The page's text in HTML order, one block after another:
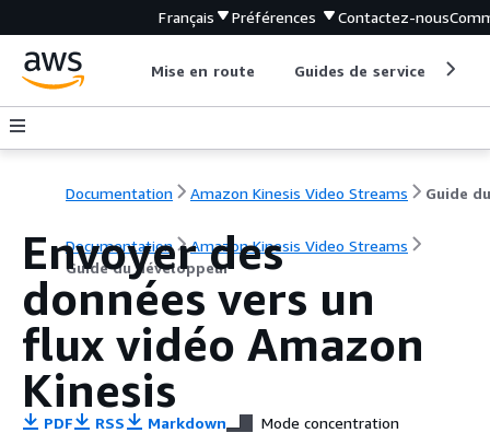
Français Préférences Contactez-nous
Mise en route Guides de service
Documentation Amazon Kinesis Video Streams
Documentation
Amazon Kinesis Video Streams
Guide du développeur
Envoyer des
données vers un
flux vidéo Amazon
Kinesis
PDF RSS Markdown Mode concentration